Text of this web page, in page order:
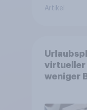
Artikel
virtueller
weniger